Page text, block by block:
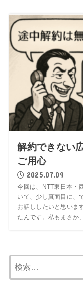
解約できない
ご用心
2025.07.09
今回は、NTT東日本・
いて、少し真面目に、
お話ししたいと思いま
たんです。私もまさか